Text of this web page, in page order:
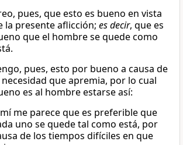
pues, que esto es bueno en vista
la presente aflicción; es decir, que es
que el hombre se quede como
pues, esto por bueno a causa de
necesidad que apremia, por lo cual
es al hombre estarse así:
me parece que es preferible que
uno se quede tal como está, por
de los tiempos difíciles en que